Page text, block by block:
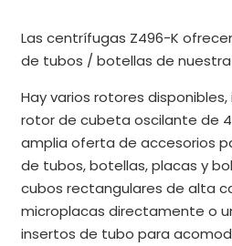
Las centrífugas Z496-K
de tubos / botellas de nuestra
Hay varios rotores
rotor de cubeta oscilante de
amplia oferta de accesorios
de tubos, botellas, placas y
cubos rectangulares de alta
microplacas directamente o
insertos de tubo para